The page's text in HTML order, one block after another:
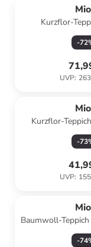
Kurzflor-
-72
UVP:
Kurzflor-
-73
UVP:
Baumwoll-
-74